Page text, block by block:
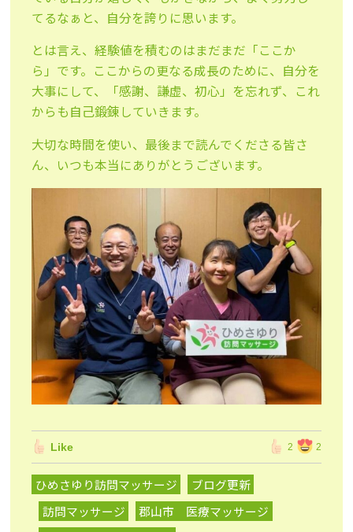
てるなぁと、自分を誇りに思います。
とは言え、経験値を積むのはまだまだ「ここか
ら」です。ここからの更なる成長のために、自分を
大事にして、「感謝、謙虚、初心」を忘れず、これ
からも自己鍛錬していきます。
大切な時間を使い、最後まで読んでくださる皆さ
ん、いつも本当にありがとうございます。
Like 2 2
ひめさゆり訪問マッサージ
ブログ更新
訪問マッサージ
郡山市 医療マッサージ